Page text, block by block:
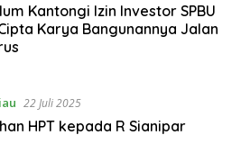
Kantongi Izin Investor SPBU
Karya Bangunannya Jalan
22 Juli 2025
HPT kepada R Sianipar